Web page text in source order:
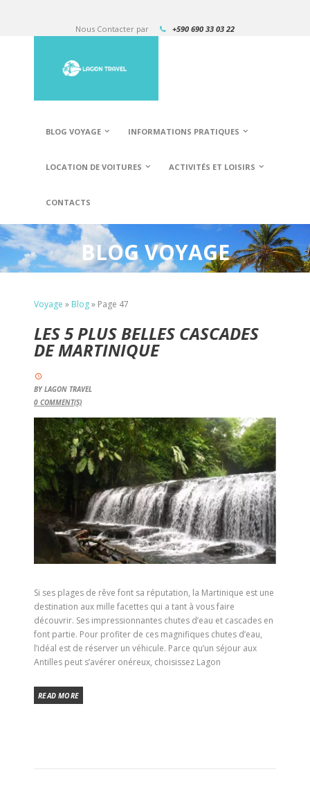
Nous Contacter par +590 690 33 03 22
BLOG VOYAGE INFORMATIONS PRATIQUES
LOCATION DE VOITURES ACTIVITÉS ET LOISIRS
CONTACTS
BLOG VOYAGE
Voyage » Blog» Page 47
LES 5 PLUS BELLES CASCADES
DE MARTINIQUE
BYLAGON TRAVEL
0 COMMENT(S)
Si ses plages de rêve font sa réputation, la Martinique est une
destination aux mille facettes qui a tant à vous faire
découvrir. Ses impressionnantes chutes d’eau et cascades en
font partie. Pour profiter de ces magnifiques chutes d’eau,
l’idéal est de réserver un véhicule. Parce qu’un séjour aux
Antilles peut s’avérer onéreux, choisissez Lagon
READ MORE